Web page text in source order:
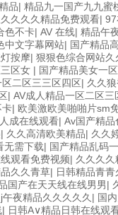
品| 精品九一国产九九蜜
久久久精品免费观看|
色不卡| AV 在线| 精品午
中文字幕网站| 国产精品
按摩| 狠狠色综合网站久
区女 | 国产精品美女一
二区三三区四区| 久久
| AV成人精品一区二区三
卡| 欧美激欧美啪啪片sm
人成在线观看| Av国产精
| 久久高清欧美精品| 久久
无需下载| 国产精品乱码
观看免费视频| 久久久
久久青草| 日韩精品青
国产在天天线在线男男|
j午夜精品久久久久久 | 国
| 日韩A∨精品日韩在线观